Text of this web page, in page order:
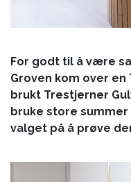
For godt til å være
Groven kom over en
brukt Trestjerner
bruke store
valget på å prøve